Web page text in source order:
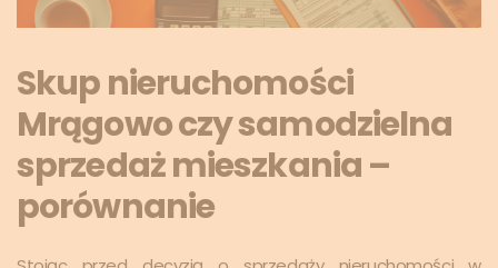
Skup nieruchomości
Mrągowo czy samodzielna
sprzedaż mieszkania –
porównanie